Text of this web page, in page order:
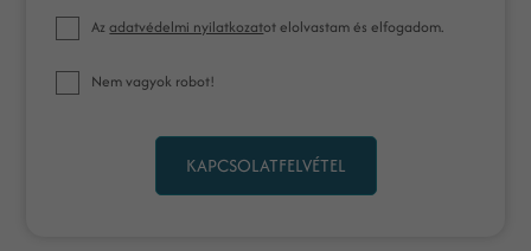
Azadatvédelmi nyilatkozatot elolvastam és elfogadom.
Nem vagyok robot!
KAPCSOLATFELVÉTEL